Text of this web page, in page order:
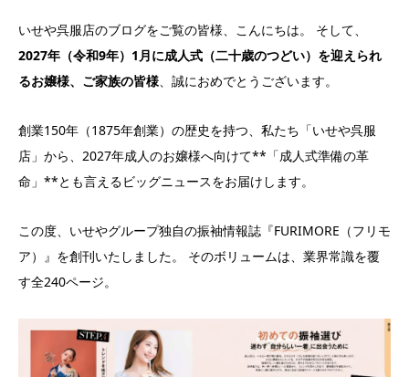
いせや呉服店のブログをご覧の皆様、こんにちは。 そして、
2027年（令和9年）1月に成人式（二十歳のつどい）を迎えられ
るお嬢様、ご家族の皆様、誠におめでとうございます。
創業150年（1875年創業）の歴史を持つ、私たち「いせや呉服
店」から、2027年成人のお嬢様へ向けて**「成人式準備の革
命」**とも言えるビッグニュースをお届けします。
この度、いせやグループ独自の振袖情報誌『FURIMORE（フリモ
ア）』を創刊いたしました。 そのボリュームは、業界常識を覆
す全240ページ。